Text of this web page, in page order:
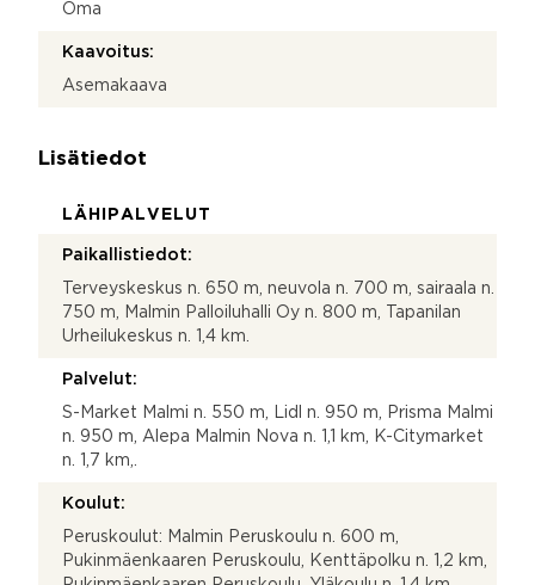
Oma
Kaavoitus:
Asemakaava
Lisätiedot
LÄHIPALVELUT
Paikallistiedot:
Terveyskeskus n. 650 m, neuvola n. 700 m, sairaala n.
750 m, Malmin Palloiluhalli Oy n. 800 m, Tapanilan
Urheilukeskus n. 1,4 km.
Palvelut:
S-Market Malmi n. 550 m, Lidl n. 950 m, Prisma Malmi
n. 950 m, Alepa Malmin Nova n. 1,1 km, K-Citymarket
n. 1,7 km,.
Koulut:
Peruskoulut: Malmin Peruskoulu n. 600 m,
Pukinmäenkaaren Peruskoulu, Kenttäpolku n. 1,2 km,